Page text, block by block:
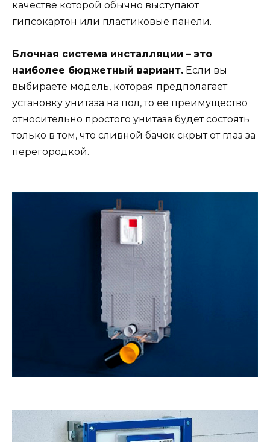
качестве которой обычно выступают
гипсокартон или пластиковые панели.
Блочная система инсталляции – это
наиболее бюджетный вариант. Если вы
выбираете модель, которая предполагает
установку унитаза на пол, то ее преимущество
относительно простого унитаза будет состоять
только в том, что сливной бачок скрыт от глаз за
перегородкой.